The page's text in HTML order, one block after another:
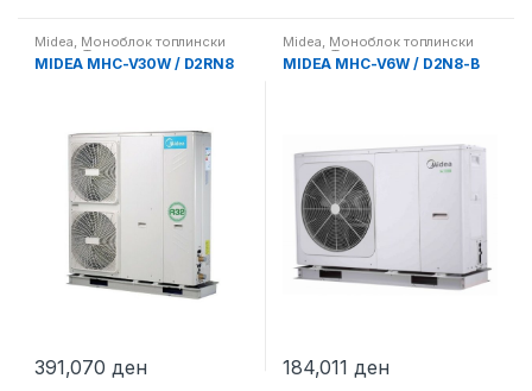
Midea, Моноблок топлински
пумпи,Топлински пумпи
MIDEA MHC-V30W / D2RN8
391,070 ден
Midea, Моноблок топлински
пумпи,Топлински пумпи
MIDEA MHC-V6W / D2N8-B
184,011 ден